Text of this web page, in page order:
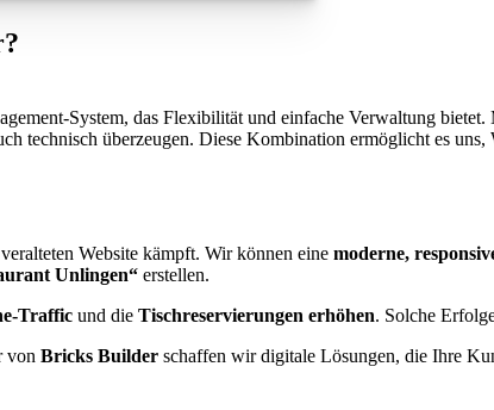
System, das Flexibilität und einfache Verwaltung
technisch überzeugen. Diese Kombination ermöglicht es
Website kämpft. Wir können eine moderne,
Unlingen“ erstellen.
Traffic und die Tischreservierungen erhöhen. Solche
von Bricks Builder schaffen wir digitale Lösungen, die Ihre